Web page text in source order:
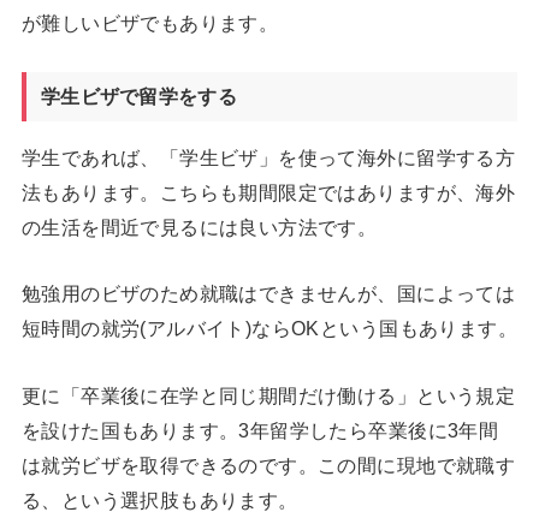
が難しいビザでもあります。
学生ビザで留学をする
学生であれば、「学生ビザ」を使って海外に留学する方
法もあります。こちらも期間限定ではありますが、海外
の生活を間近で見るには良い方法です。
勉強用のビザのため就職はできませんが、国によっては
短時間の就労(アルバイト)ならOKという国もあります。
更に「卒業後に在学と同じ期間だけ働ける」という規定
を設けた国もあります。3年留学したら卒業後に3年間
は就労ビザを取得できるのです。この間に現地で就職す
る、という選択肢もあります。